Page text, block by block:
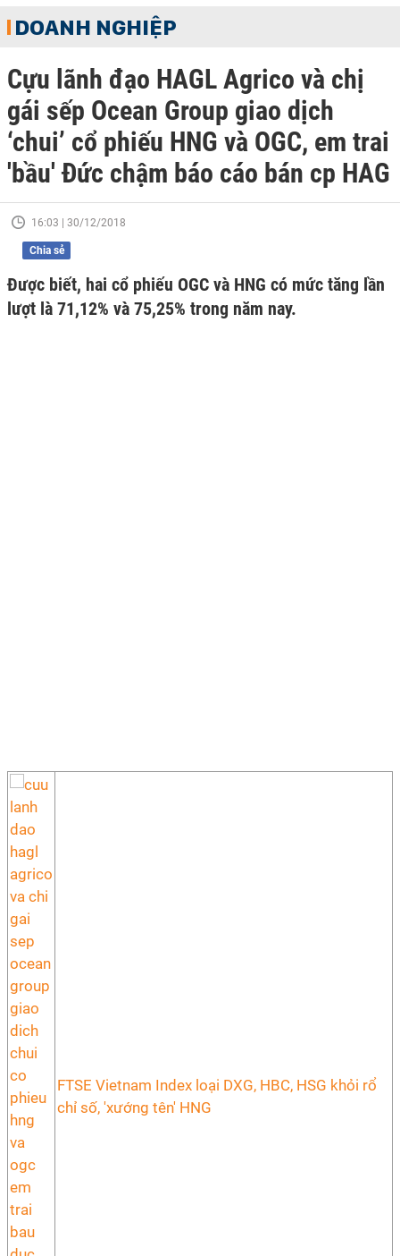
DOANH NGHIỆP
Cựu lãnh đạo HAGL Agrico và chị
gái sếp Ocean Group giao dịch
‘chui’ cổ phiếu HNG và OGC, em trai
'bầu' Đức chậm báo cáo bán cp HAG
16:03 | 30/12/2018
Chia sẻ
Được biết, hai cổ phiếu OGC và HNG có mức tăng lần
lượt là 71,12% và 75,25% trong năm nay.
FTSE Vietnam Index loại DXG, HBC, HSG khỏi rổ
chỉ số, 'xướng tên' HNG